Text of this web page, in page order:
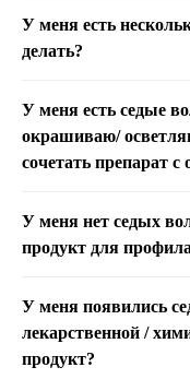
У меня есть
делать?
У меня есть седые
окрашиваю/
сочетать препарат
У меня нет седых
продукт для
У меня появились
лекарственной /
продукт?